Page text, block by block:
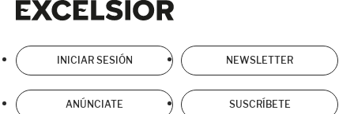
INICIAR SESIÓN NEWSLETTER
ANÚNCIATE SUSCRÍBETE